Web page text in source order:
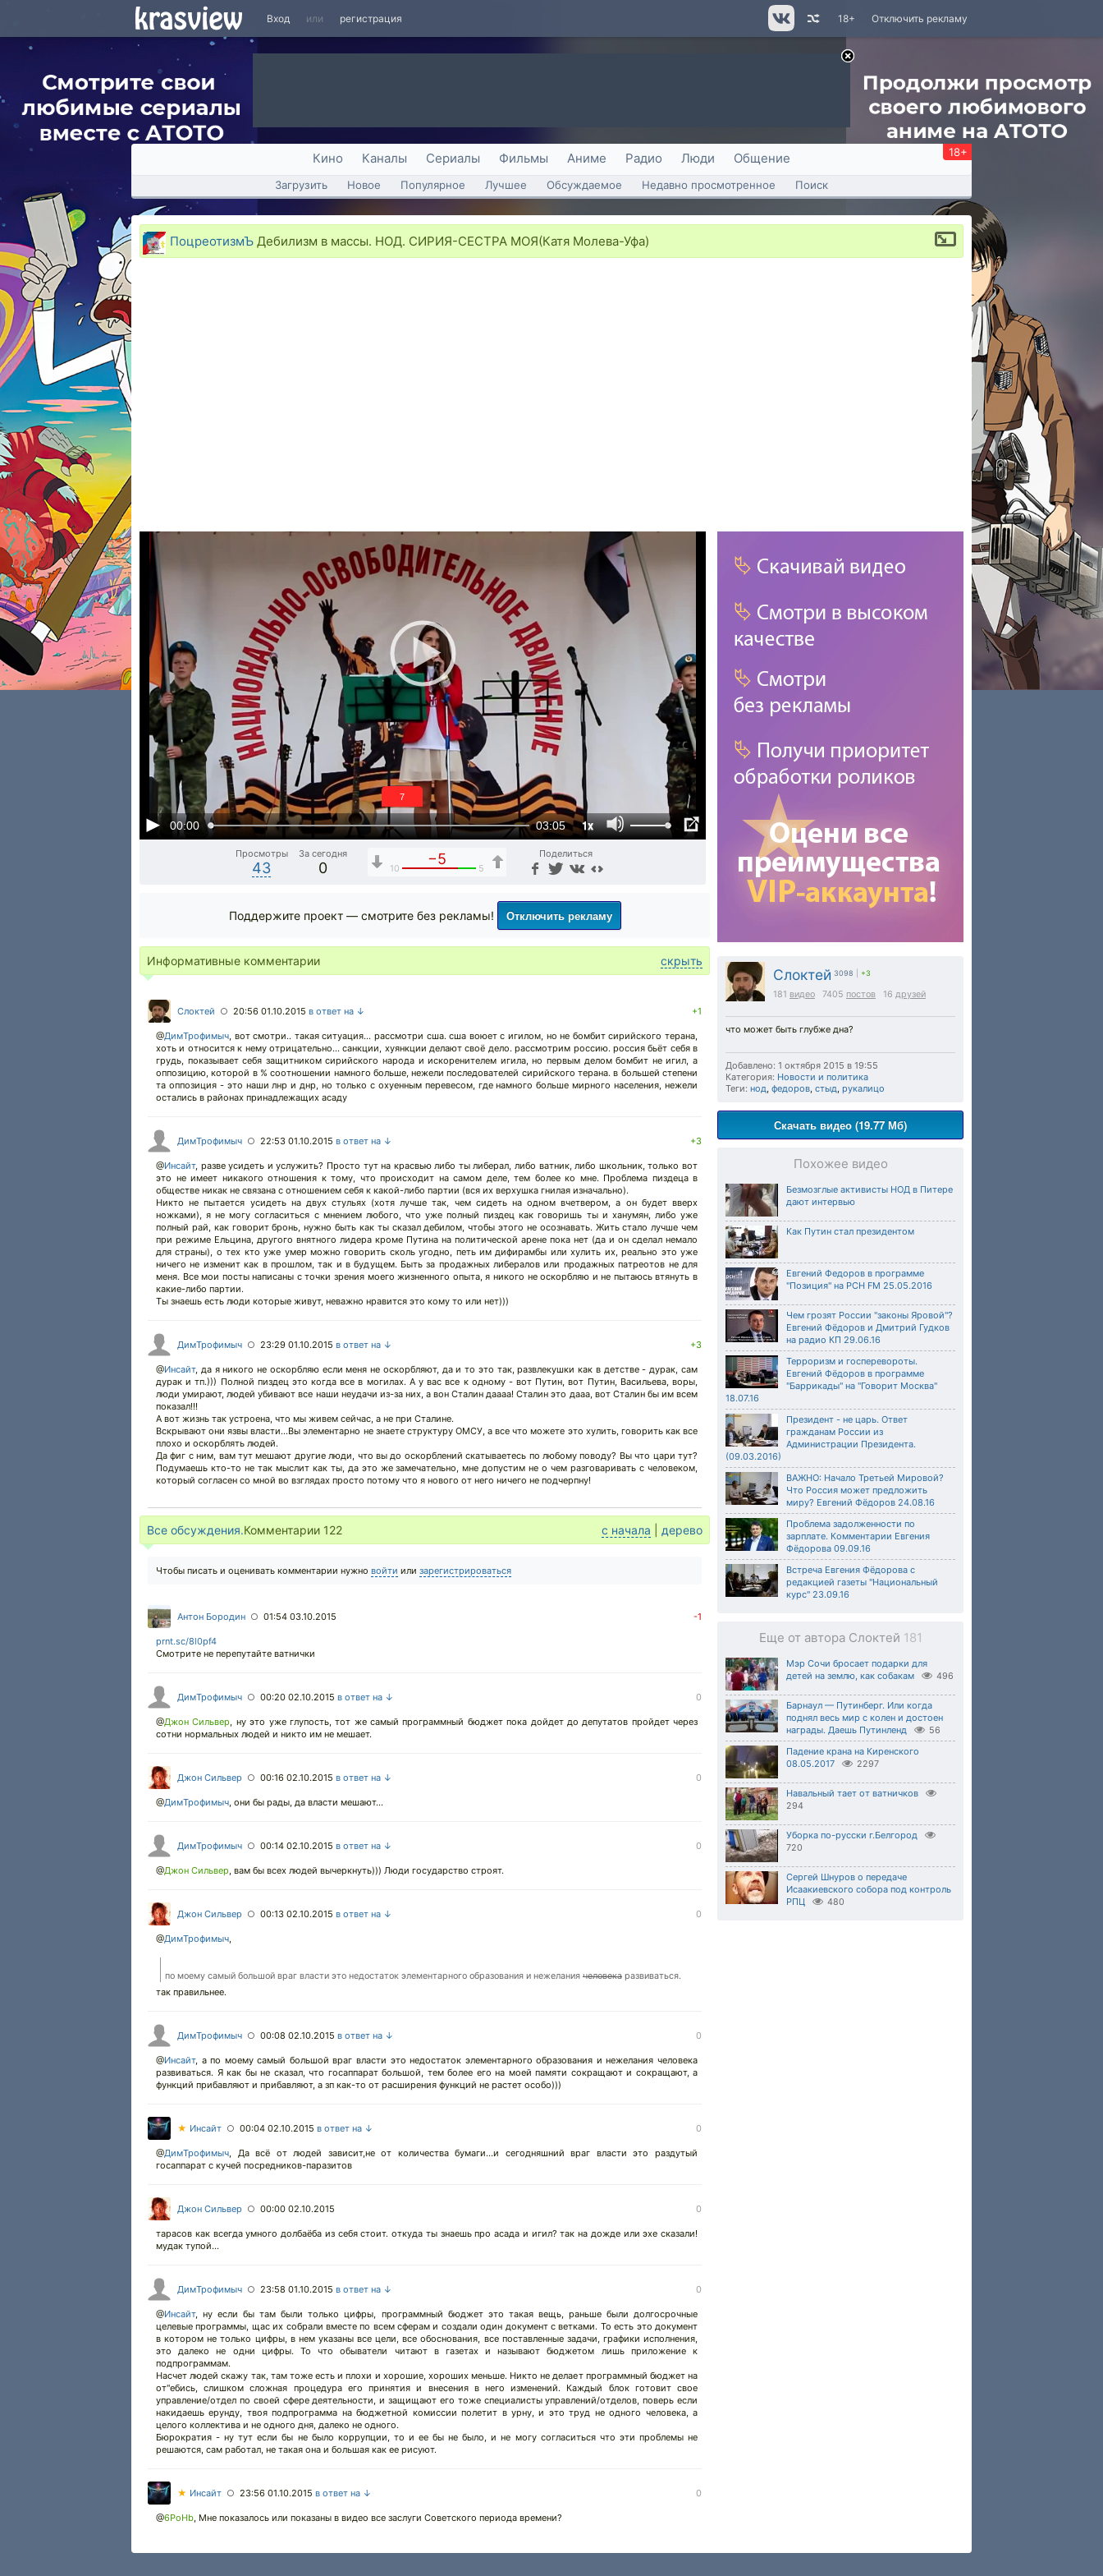
Вход или регистрация Отключить рекламу
18+
Кино Каналы Сериалы Фильмы Аниме Радио Люди Общение 18+
Загрузить Новое Популярное Лучшее Обсуждаемое Недавно просмотренное Поиск
ПоцреотизмЪ Дебилизм в массы. НОД. СИРИЯ-СЕСТРА МОЯ(Катя Молева-Уфа)
00:00 03:05 1x
6
Просмотры
43
За сегодня
0
−5
10 5
Поделиться
Слоктей 3098 +3
181 видео 7405 постов 16 друзей
что может быть глубже дна?
Добавлено: 1 октября 2015 в 19:55
Категория: Новости и политика
Теги: нод, федоров, стыд, рукалицо
Скачать видео (19.77 Мб)
Похожее видео
Безмозглые активисты НОД в Питере
дают интервью
Как Путин стал президентом
Евгений Федоров в программе
"Позиция" на РСН FM 25.05.2016
Чем грозят России "законы Яровой"?
Евгений Фёдоров и Дмитрий Гудков
на радио КП 29.06.16
Терроризм и госперевороты.
Евгений Фёдоров в программе
"Баррикады" на "Говорит Москва"
18.07.16
Президент - не царь. Ответ
гражданам России из
Администрации Президента.
(09.03.2016)
ВАЖНО: Начало Третьей Мировой?
Что Россия может предложить
миру? Евгений Фёдоров 24.08.16
Проблема задолженности по
зарплате. Комментарии Евгения
Фёдорова 09.09.16
Встреча Евгения Фёдорова с
редакцией газеты "Национальный
курс" 23.09.16
Еще от автора Слоктей 181
Мэр Сочи бросает подарки для
детей на землю, как собакам
496
Барнаул — Путинберг. Или когда
поднял весь мир с колен и достоен
награды. Даешь Путинленд
56
Падение крана на Киренского
08.05.2017
2297
Навальный тает от ватничков
294
Уборка по-русски г.Белгород
720
Сергей Шнуров о передаче
Исаакиевского собора под контроль
РПЦ
480
Поддержите проект — смотрите без рекламы! Отключить рекламу
Информативные комментарии скрыть
Слоктей ○ 20:56 01.10.2015 в ответ на ↓ +1
@ДимТрофимыч, вот смотри.. такая ситуация... рассмотри сша. сша воюет с игилом, но не бомбит сирийского терана,
хоть и относится к нему отрицательно... санкции, хуянкции делают своё дело. рассмотрим россию. россия бьёт себя в
грудь, показывает себя защитником сирийского народа и искоренителем игила, но первым делом бомбит не игил, а
оппозицию, которой в % соотношении намного больше, нежели последователей сирийского терана. в большей степени
та оппозиция - это наши лнр и днр, но только с охуенным перевесом, где намного больше мирного населения, нежели
остались в районах принадлежащих асаду
ДимТрофимыч ○ 22:53 01.10.2015 в ответ на ↓ +3
@Инсайт, разве усидеть и услужить? Просто тут на красвью либо ты либерал, либо ватник, либо школьник, только вот
это не имеет никакого отношения к тому, что происходит на самом деле, тем более ко мне. Проблема пиздеца в
обществе никак не связана с отношением себя к какой-либо партии (вся их верхушка гнилая изначально).
Никто не пытается усидеть на двух стульях (хотя лучше так, чем сидеть на одном вчетвером, а он будет вверх
ножками), я не могу согласиться с мнением любого, что уже полный пиздец как говоришь ты и ханумян, либо уже
полный рай, как говорит бронь, нужно быть как ты сказал дебилом, чтобы этого не осознавать. Жить стало лучше чем
при режиме Ельцина, другого внятного лидера кроме Путина на политической арене пока нет (да и он сделал немало
для страны), о тех кто уже умер можно говорить сколь угодно, петь им дифирамбы или хулить их, реально это уже
ничего не изменит как в прошлом, так и в будущем. Быть за продажных либералов или продажных патреотов не для
меня. Все мои посты написаны с точки зрения моего жизненного опыта, я никого не оскорбляю и не пытаюсь втянуть в
какие-либо партии.
Ты знаешь есть люди которые живут, неважно нравится это кому то или нет)))
ДимТрофимыч ○ 23:29 01.10.2015 в ответ на ↓ +3
@Инсайт, да я никого не оскорбляю если меня не оскорбляют, да и то это так, развлекушки как в детстве - дурак, сам
дурак и тп.))) Полной пиздец это когда все в могилах. А у вас все к одному - вот Путин, вот Путин, Васильева, воры,
люди умирают, людей убивают все наши неудачи из-за них, а вон Сталин даааа! Сталин это дааа, вот Сталин бы им всем
показал!!!
А вот жизнь так устроена, что мы живем сейчас, а не при Сталине.
Вскрывают они язвы власти...Вы элементарно не знаете структуру ОМСУ, а все что можете это хулить, говорить как все
плохо и оскорблять людей.
Да фиг с ним, вам тут мешают другие люди, что вы до оскорблений скатываетесь по любому поводу? Вы что цари тут?
Подумаешь кто-то не так мыслит как ты, да это же замечательно, мне допустим не о чем разговаривать с человеком,
который согласен со мной во взглядах просто потому что я нового от него ничего не подчерпну!
Все обсуждения.Комментарии 122 с начала дерево
Чтобы писать и оценивать комментарии нужно войти или зарегистрироваться
Антон Бородин ○ 01:54 03.10.2015 -1
prnt.sc/8l0pf4
Смотрите не перепутайте ватнички
ДимТрофимыч ○ 00:20 02.10.2015 в ответ на ↓ 0
@Джон Сильвер, ну это уже глупость, тот же самый программный бюджет пока дойдет до депутатов пройдет через
сотни нормальных людей и никто им не мешает.
Джон Сильвер ○ 00:16 02.10.2015 в ответ на ↓ 0
@ДимТрофимыч, они бы рады, да власти мешают...
ДимТрофимыч ○ 00:14 02.10.2015 в ответ на ↓ 0
@Джон Сильвер, вам бы всех людей вычеркнуть))) Люди государство строят.
Джон Сильвер ○ 00:13 02.10.2015 в ответ на ↓ 0
@ДимТрофимыч,
по моему самый большой враг власти это недостаток элементарного образования и нежелания человека развиваться.
так правильнее.
ДимТрофимыч ○ 00:08 02.10.2015 в ответ на ↓ 0
@Инсайт, а по моему самый большой враг власти это недостаток элементарного образования и нежелания человека
развиваться. Я как бы не сказал, что госаппарат большой, тем более его на моей памяти сокращают и сокращают, а
функций прибавляют и прибавляют, а зп как-то от расширения функций не растет особо)))
★ Инсайт ○ 00:04 02.10.2015 в ответ на ↓ 0
@ДимТрофимыч, Да всё от людей зависит,не от количества бумаги...и сегодняшний враг власти это раздутый
госаппарат с кучей посредников-паразитов
Джон Сильвер ○ 00:00 02.10.2015 0
тарасов как всегда умного долбаёба из себя стоит. откуда ты знаешь про асада и игил? так на дожде или эхе сказали!
мудак тупой...
ДимТрофимыч ○ 23:58 01.10.2015 в ответ на ↓ 0
@Инсайт,ну если бы там были только цифры, программный бюджет это такая вещь, раньше были долгосрочные
целевые программы, щас их собрали вместе по всем сферам и создали один документ с ветками. То есть это документ
в котором не только цифры, в нем указаны все цели, все обоснования, все поставленные задачи, графики исполнения,
это далеко не одни цифры. То что обыватели читают в газетах и называют бюджетом лишь приложение к
подпрограммам.
Насчет людей скажу так, там тоже есть и плохи и хорошие, хороших меньше. Никто не делает программный бюджет на
от"ебись, слишком сложная процедура его принятия и внесения в него изменений. Каждый блок готовит свое
управление/отдел по своей сфере деятельности, и защищают его тоже специалисты управлений/отделов, поверь если
накидаешь ерунду, твоя подпрограмма на бюджетной комиссии полетит в урну, и это труд не одного человека, а
целого коллектива и не одного дня, далеко не одного.
Бюрократия - ну тут если бы не было коррупции, то и ее бы не было, и не могу согласиться что эти проблемы не
решаются, сам работал, не такая она и большая как ее рисуют.
★ Инсайт ○ 23:56 01.10.2015 в ответ на ↓ 0
@6PoHb, Мне показалось или показаны в видео все заслуги Советского периода времени?